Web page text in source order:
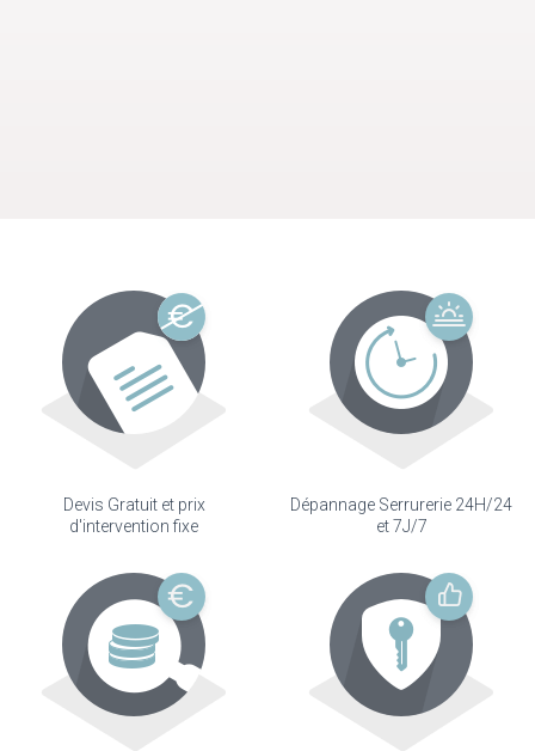
Devis Gratuit et prix
d'intervention fixe
Dépannage Serrurerie 24H/24
et 7J/7